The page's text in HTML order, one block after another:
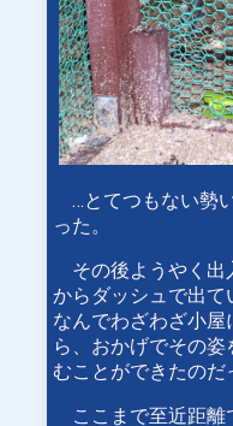
…とてつもない勢
った。
その後ようやく出
からダッシュで出て
なんでわざわざ小
ら、おかげでその
むことができたのだ
ここまで至近距離